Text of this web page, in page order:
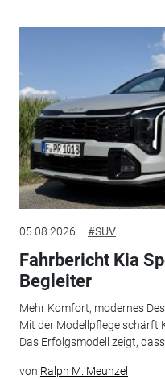
05.08.2026 #SUV
Fahrbericht Kia
Begleiter
Mehr Komfort, modernes
Mit der Modellpflege schärft
Das Erfolgsmodell zeigt,
von Ralph M. Meunzel